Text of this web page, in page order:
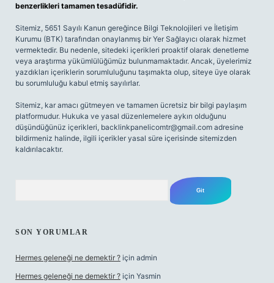
benzerlikleri tamamen tesadüfidir.
Sitemiz, 5651 Sayılı Kanun gereğince Bilgi Teknolojileri ve İletişim
Kurumu (BTK) tarafından onaylanmış bir Yer Sağlayıcı olarak hizmet
vermektedir. Bu nedenle, sitedeki içerikleri proaktif olarak denetleme
veya araştırma yükümlülüğümüz bulunmamaktadır. Ancak, üyelerimiz
yazdıkları içeriklerin sorumluluğunu taşımakta olup, siteye üye olarak
bu sorumluluğu kabul etmiş sayılırlar.
Sitemiz, kar amacı gütmeyen ve tamamen ücretsiz bir bilgi paylaşım
platformudur. Hukuka ve yasal düzenlemelere aykırı olduğunu
düşündüğünüz içerikleri, backlinkpanelicomtr@gmail.com adresine
bildirmeniz halinde, ilgili içerikler yasal süre içerisinde sitemizden
kaldırılacaktır.
SON YORUMLAR
Hermes geleneği ne demektir ? için admin
Hermes geleneği ne demektir ? için Yasmin